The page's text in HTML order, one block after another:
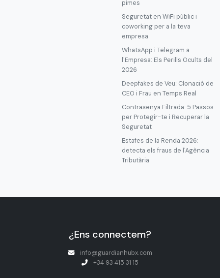
pimes
Seguretat en WiFi públic i
coworking per a la teva
empresa
WhatsApp i Telegram a
l'Empresa: Els Perills Ocults del
2026
Deepfakes de Veu: Clonació de
CEO i Frau en Temps Real
Contrasenya Filtrada: 5 Passos
per Protegir-te i Recuperar la
Seguretat
Estafes de la Renda 2026:
detecta els fraus de l'Agència
Tributària
¿Ens connectem?
info@guardianhubx.com
+34 93 415 31 15